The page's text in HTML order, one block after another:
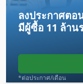
น้ำหนักรวม:
ปรับเปลี่ยนได้แบบไม่จ
ลงประกาศตอ
มีผู้ซื้อ 11 ล้าน
*ต่อประกาศ/เดือน